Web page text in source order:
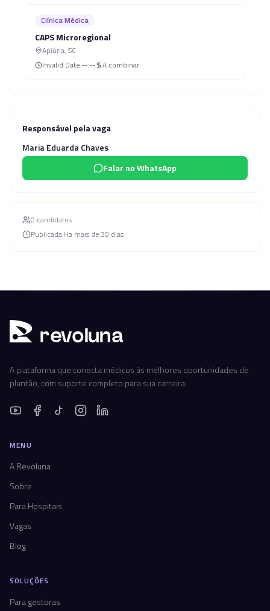
Clínica Médica
CAPS Microregional
Apiúna, SC
Invalid Date --:-- A combinar
Responsável pela vaga
Maria Eduarda Chaves
Falar no WhatsApp
0 candidatos
Publicada Ha mais de 30 dias
revoluna
A plataforma que conecta médicos às melhores oportunidades de
plantão, com suporte completo para sua carreira.
MENU
A Revoluna
Sobre
Para Hospitais
Vagas
Blog
SOLUÇÕES
Para gestoras